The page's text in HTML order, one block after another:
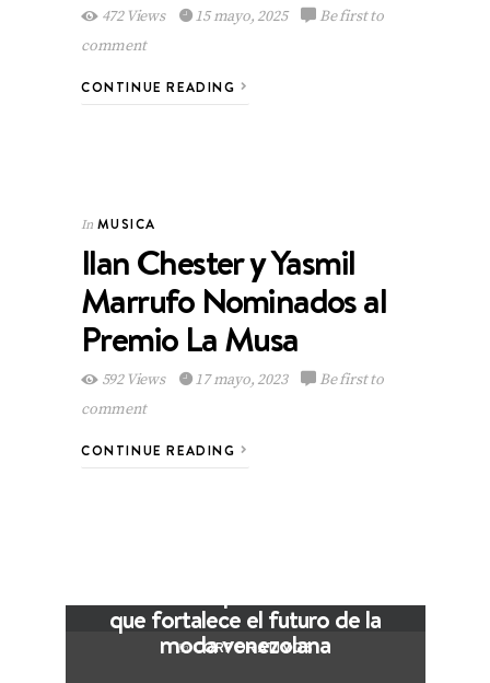
472 Views 15 mayo, 2025
Be first to
comment
CONTINUE READING
In MUSICA
Ilan Chester y Yasmil
Marrufo Nominados al
Premio La Musa
592 Views 17 mayo, 2023
Be first to
comment
CONTINUE READING
In CORPORATIVOS
que fortalece el futuro de la
moda venezolana